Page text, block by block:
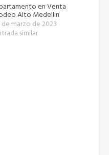
en Venta
Alto Medellin
de marzo de 2023
similar